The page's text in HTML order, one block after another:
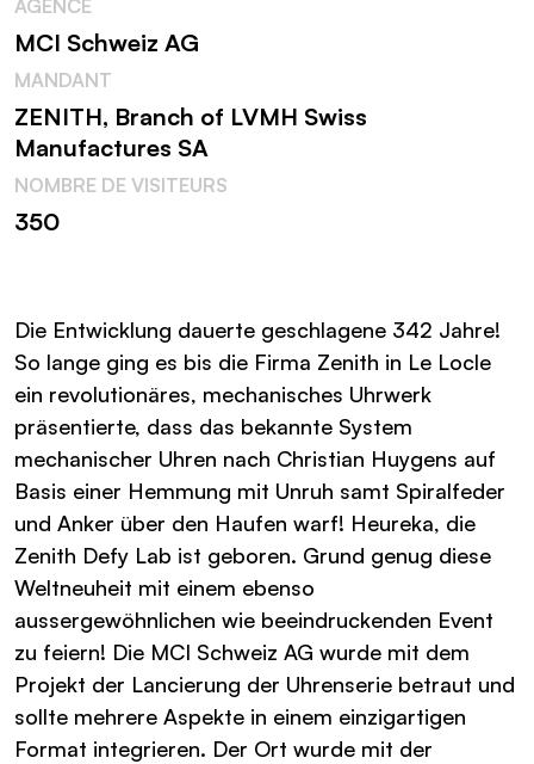
AGENCE
MCI Schweiz AG
MANDANT
ZENITH, Branch of LVMH Swiss
Manufactures SA
NOMBRE DE VISITEURS
350
Die Entwicklung dauerte geschlagene 342 Jahre!
So lange ging es bis die Firma Zenith in Le Locle
ein revolutionäres, mechanisches Uhrwerk
präsentierte, dass das bekannte System
mechanischer Uhren nach Christian Huygens auf
Basis einer Hemmung mit Unruh samt Spiralfeder
und Anker über den Haufen warf! Heureka, die
Zenith Defy Lab ist geboren. Grund genug diese
Weltneuheit mit einem ebenso
aussergewöhnlichen wie beeindruckenden Event
zu feiern! Die MCI Schweiz AG wurde mit dem
Projekt der Lancierung der Uhrenserie betraut und
sollte mehrere Aspekte in einem einzigartigen
Format integrieren. Der Ort wurde mit der